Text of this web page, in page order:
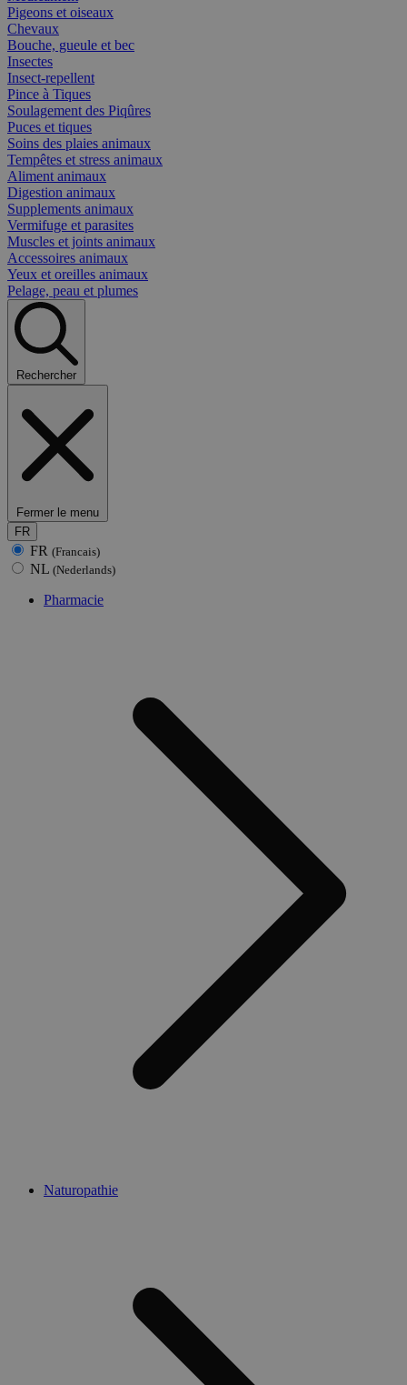
Pigeons et oiseaux
Chevaux
Bouche, gueule et bec
Insectes
Insect-repellent
Pince à Tiques
Soulagement des Piqûres
Puces et tiques
Soins des plaies animaux
Tempêtes et stress animaux
Aliment animaux
Digestion animaux
Supplements animaux
Vermifuge et parasites
Muscles et joints animaux
Accessoires animaux
Yeux et oreilles animaux
Pelage, peau et plumes
Rechercher
Fermer le menu
FR
FR (Francais)
NL (Nederlands)
Pharmacie
Naturopathie